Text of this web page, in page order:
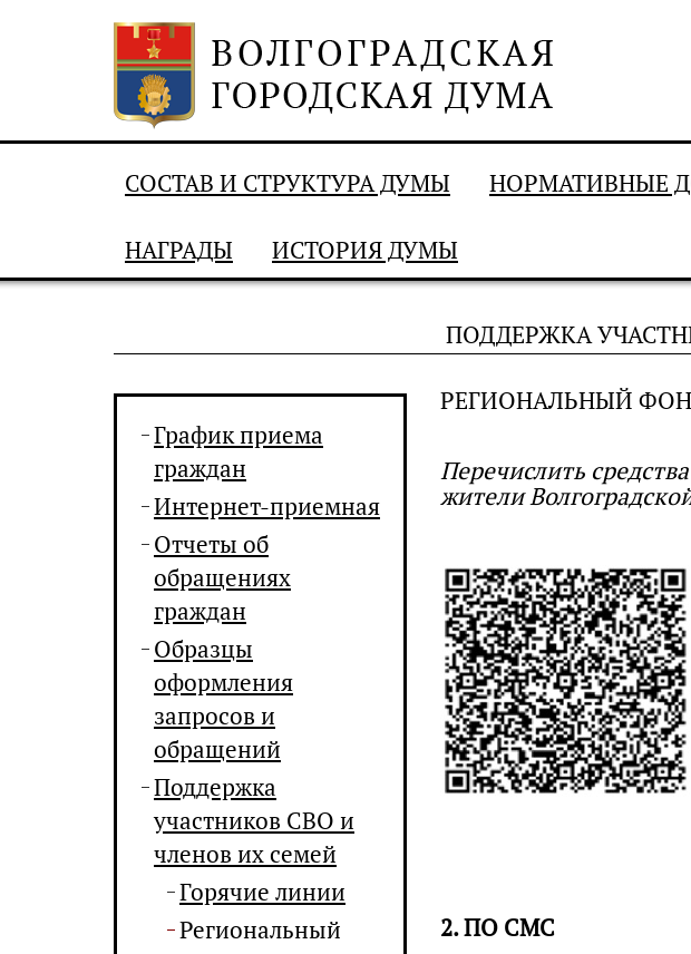
СОСТАВ И СТРУКТУРА ДУМЫ
НОРМАТИВНЫЕ
НАГРАДЫ ИСТОРИЯ ДУМЫ
ПОДДЕРЖКА
График приема
граждан
Интернет-приемная
Отчеты об
обращениях
граждан
Образцы
оформления
запросов и
обращений
Поддержка
участников СВО и
членов их семей
Горячие линии
Региональный
РЕГИОНАЛЬНЫЙ
Перечислить
жители
2. ПО СМС